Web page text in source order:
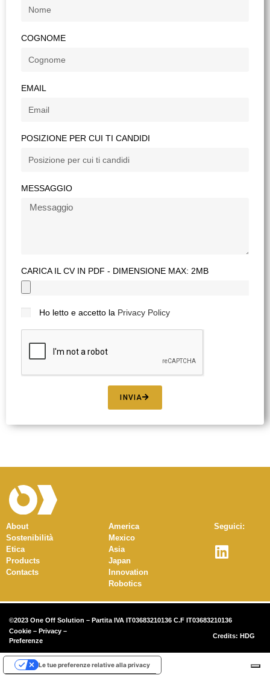
COGNOME
EMAIL
POSIZIONE PER CUI TI CANDIDI
MESSAGGIO
CARICA IL CV IN PDF - DIMENSIONE MAX: 2MB
Ho letto e accetto la Privacy Policy
INVIA
About
Sostenibilità
Etica
Products
Contacts
America
Mexico
Asia
Japan
Innovation
Robotics
Seguici:
©2023 One Off Solution – Partita IVA IT03683210136 C.F IT03683210136
Cookie – Privacy –
Preferenze
Credits: HDG
Le tue preferenze relative alla privacy